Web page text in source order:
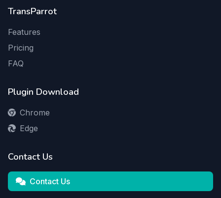
TransParrot
Features
Pricing
FAQ
Plugin Download
Chrome
Edge
Contact Us
Contact Us